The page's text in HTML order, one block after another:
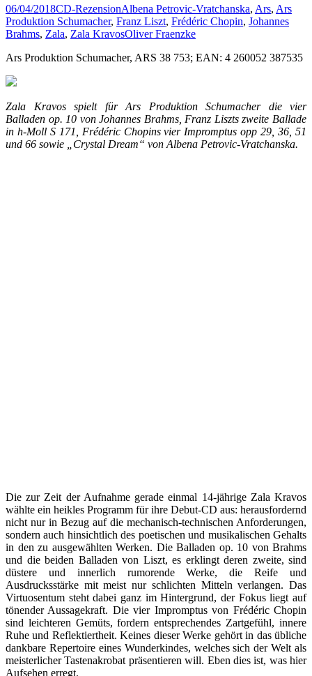
06/04/2018CD-RezensionAlbena Petrovic-Vratchanska, Ars, Ars
Produktion Schumacher, Franz Liszt, Frédéric Chopin, Johannes
Brahms, Zala, Zala KravosOliver Fraenzke
Ars Produktion Schumacher, ARS 38 753; EAN: 4 260052 387535
Zala Kravos spielt für Ars Produktion Schumacher die vier
Balladen op. 10 von Johannes Brahms, Franz Liszts zweite Ballade
in h-Moll S 171, Frédéric Chopins vier Impromptus opp 29, 36, 51
und 66 sowie „Crystal Dream“ von Albena Petrovic-Vratchanska.
Die zur Zeit der Aufnahme gerade einmal 14-jährige Zala Kravos
wählte ein heikles Programm für ihre Debut-CD aus: herausfordernd
nicht nur in Bezug auf die mechanisch-technischen Anforderungen,
sondern auch hinsichtlich des poetischen und musikalischen Gehalts
in den zu ausgewählten Werken. Die Balladen op. 10 von Brahms
und die beiden Balladen von Liszt, es erklingt deren zweite, sind
düstere und innerlich rumorende Werke, die Reife und
Ausdrucksstärke mit meist nur schlichten Mitteln verlangen. Das
Virtuosentum steht dabei ganz im Hintergrund, der Fokus liegt auf
tönender Aussagekraft. Die vier Impromptus von Frédéric Chopin
sind leichteren Gemüts, fordern entsprechendes Zartgefühl, innere
Ruhe und Reflektiertheit. Keines dieser Werke gehört in das übliche
dankbare Repertoire eines Wunderkindes, welches sich der Welt als
meisterlicher Tastenakrobat präsentieren will. Eben dies ist, was hier
Aufsehen erregt.